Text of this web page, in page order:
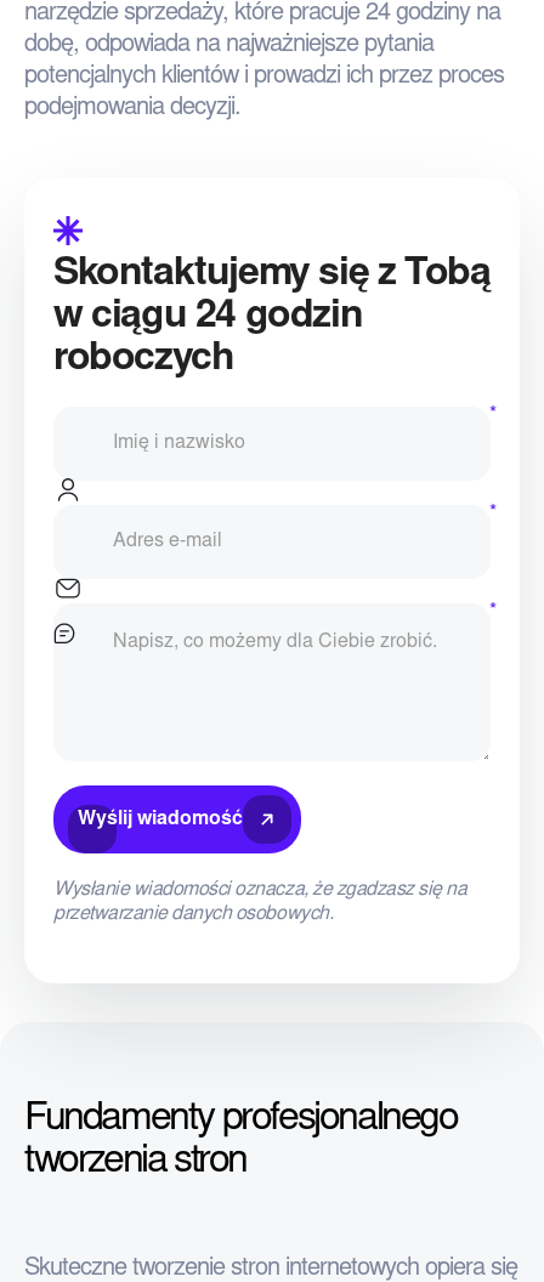
narzędzie sprzedaży, które pracuje 24 godziny na
dobę, odpowiada na najważniejsze pytania
potencjalnych klientów i prowadzi ich przez proces
podejmowania decyzji.
Skontaktujemy się z Tobą
w ciągu 24 godzin
roboczych
Wyślij wiadomość
Wysłanie wiadomości oznacza, że zgadzasz się na
przetwarzanie danych osobowych.
Fundamenty profesjonalnego
tworzenia stron
Skuteczne tworzenie stron internetowych opiera się